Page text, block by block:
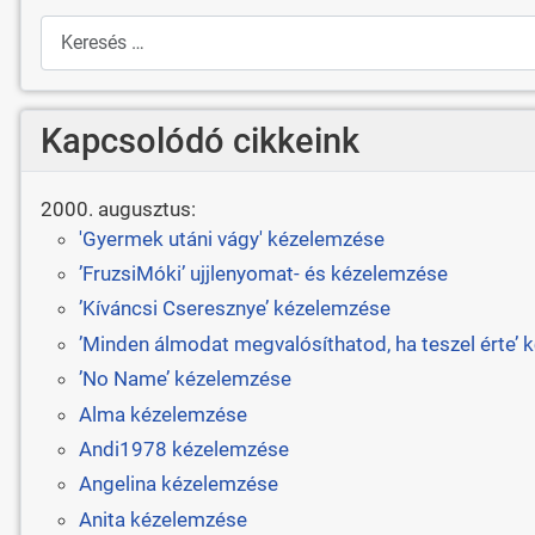
Keresés
Kapcsolódó cikkeink
2000. augusztus:
'Gyermek utáni vágy' kézelemzése
’FruzsiMóki’ ujjlenyomat- és kézelemzése
’Kíváncsi Cseresznye’ kézelemzése
’Minden álmodat megvalósíthatod, ha teszel érte’
’No Name’ kézelemzése
Alma kézelemzése
Andi1978 kézelemzése
Angelina kézelemzése
Anita kézelemzése